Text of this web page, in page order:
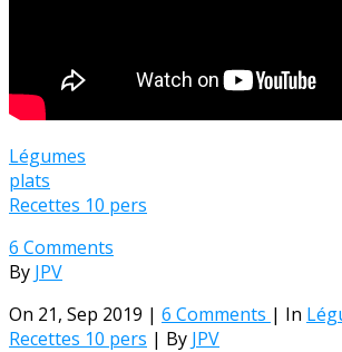
Légumes
plats
Recettes 10 pers
6 Comments
By JPV
On 21, Sep 2019 | 6 Comments | In
Recettes 10 pers | By JPV